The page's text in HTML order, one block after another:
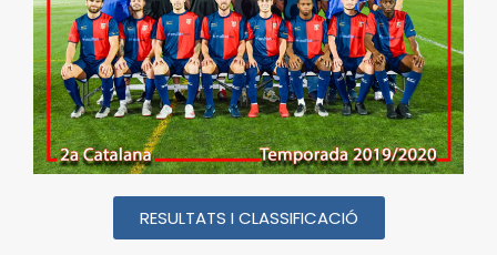
RESULTATS I CLASSIFICACIÓ